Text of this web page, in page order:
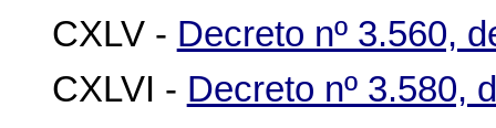
CXLV - Decreto nº 3.560,
CXLVI - Decreto nº 3.580,